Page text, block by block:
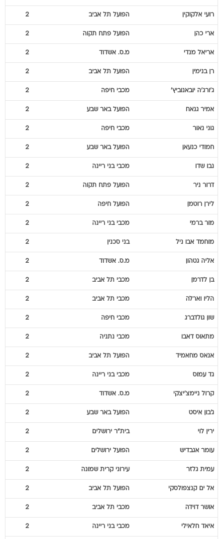
רועי אלקוקין הפועל תל אביב 2
ארי כהן הפועל פתח תקוה 2
אריאל מנדי מ.ס. אשדוד 2
רן בנימין הפועל תל אביב 2
ג'ורג'ה יובאנוביץ' מכבי חיפה 2
אמיר גנאח הפועל באר שבע 2
גוני נאור מכבי חיפה 2
חמודי כנעאן הפועל באר שבע 2
נבו שדו מכבי בני ריינה 2
דרור ניר הפועל פתח תקוה 2
לירן רוטמן הפועל חיפה 2
מור ברמי מכבי בני ריינה 2
מוחמד אבו ניל בני סכנין 2
אליה גטהון מ.ס. אשדוד 2
בן לדרמן מכבי תל אביב 2
הליו וארלה מכבי תל אביב 2
שון גולדברג מכבי חיפה 2
מתאוס דאבו מכבי נתניה 2
אנאס מחאמיד הפועל תל אביב 2
גד עמוס מכבי בני ריינה 2
קרול ניימצ'יצקי מ.ס. אשדוד 2
ג'בון איסט הפועל באר שבע 2
ירין לוי בית"ר ירושלים 2
עומר אגבדיש הפועל ירושלים 2
עמית גלזר עירוני קרית שמונה 2
אל ים קנצפולסקי הפועל תל אביב 2
אושר דוידה מכבי תל אביב 2
איאד חלאילי מכבי בני ריינה 2